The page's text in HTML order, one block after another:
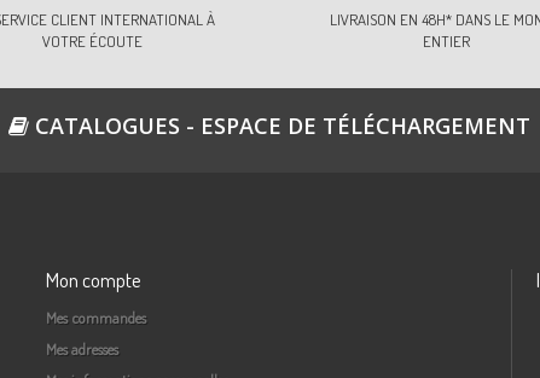
CLIENT INTERNATIONAL À
VOTRE ÉCOUTE
LIVRAISON EN 48H* DANS LE
ENTIER
CATALOGUES - ESPACE DE TÉLÉCHARGEMENT
Mon compte
Mes commandes
Mes adresses